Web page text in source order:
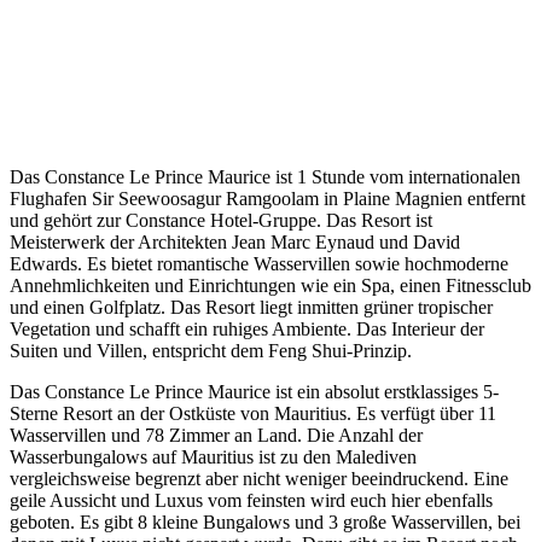
Das Constance Le Prince Maurice ist 1 Stunde vom internationalen
Flughafen Sir Seewoosagur Ramgoolam in Plaine Magnien entfernt
und gehört zur Constance Hotel-Gruppe. Das Resort ist
Meisterwerk der Architekten Jean Marc Eynaud und David
Edwards. Es bietet romantische Wasservillen sowie hochmoderne
Annehmlichkeiten und Einrichtungen wie ein Spa, einen Fitnessclub
und einen Golfplatz. Das Resort liegt inmitten grüner tropischer
Vegetation und schafft ein ruhiges Ambiente. Das Interieur der
Suiten und Villen, entspricht dem Feng Shui-Prinzip.
Das Constance Le Prince Maurice ist ein absolut erstklassiges 5-
Sterne Resort an der Ostküste von Mauritius. Es verfügt über 11
Wasservillen und 78 Zimmer an Land. Die Anzahl der
Wasserbungalows auf Mauritius ist zu den Malediven
vergleichsweise begrenzt aber nicht weniger beeindruckend. Eine
geile Aussicht und Luxus vom feinsten wird euch hier ebenfalls
geboten. Es gibt 8 kleine Bungalows und 3 große Wasservillen, bei